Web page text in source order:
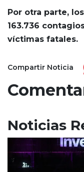
Por otra parte,
163.736
víctimas fatales.
Compartir Noticia
Noticias